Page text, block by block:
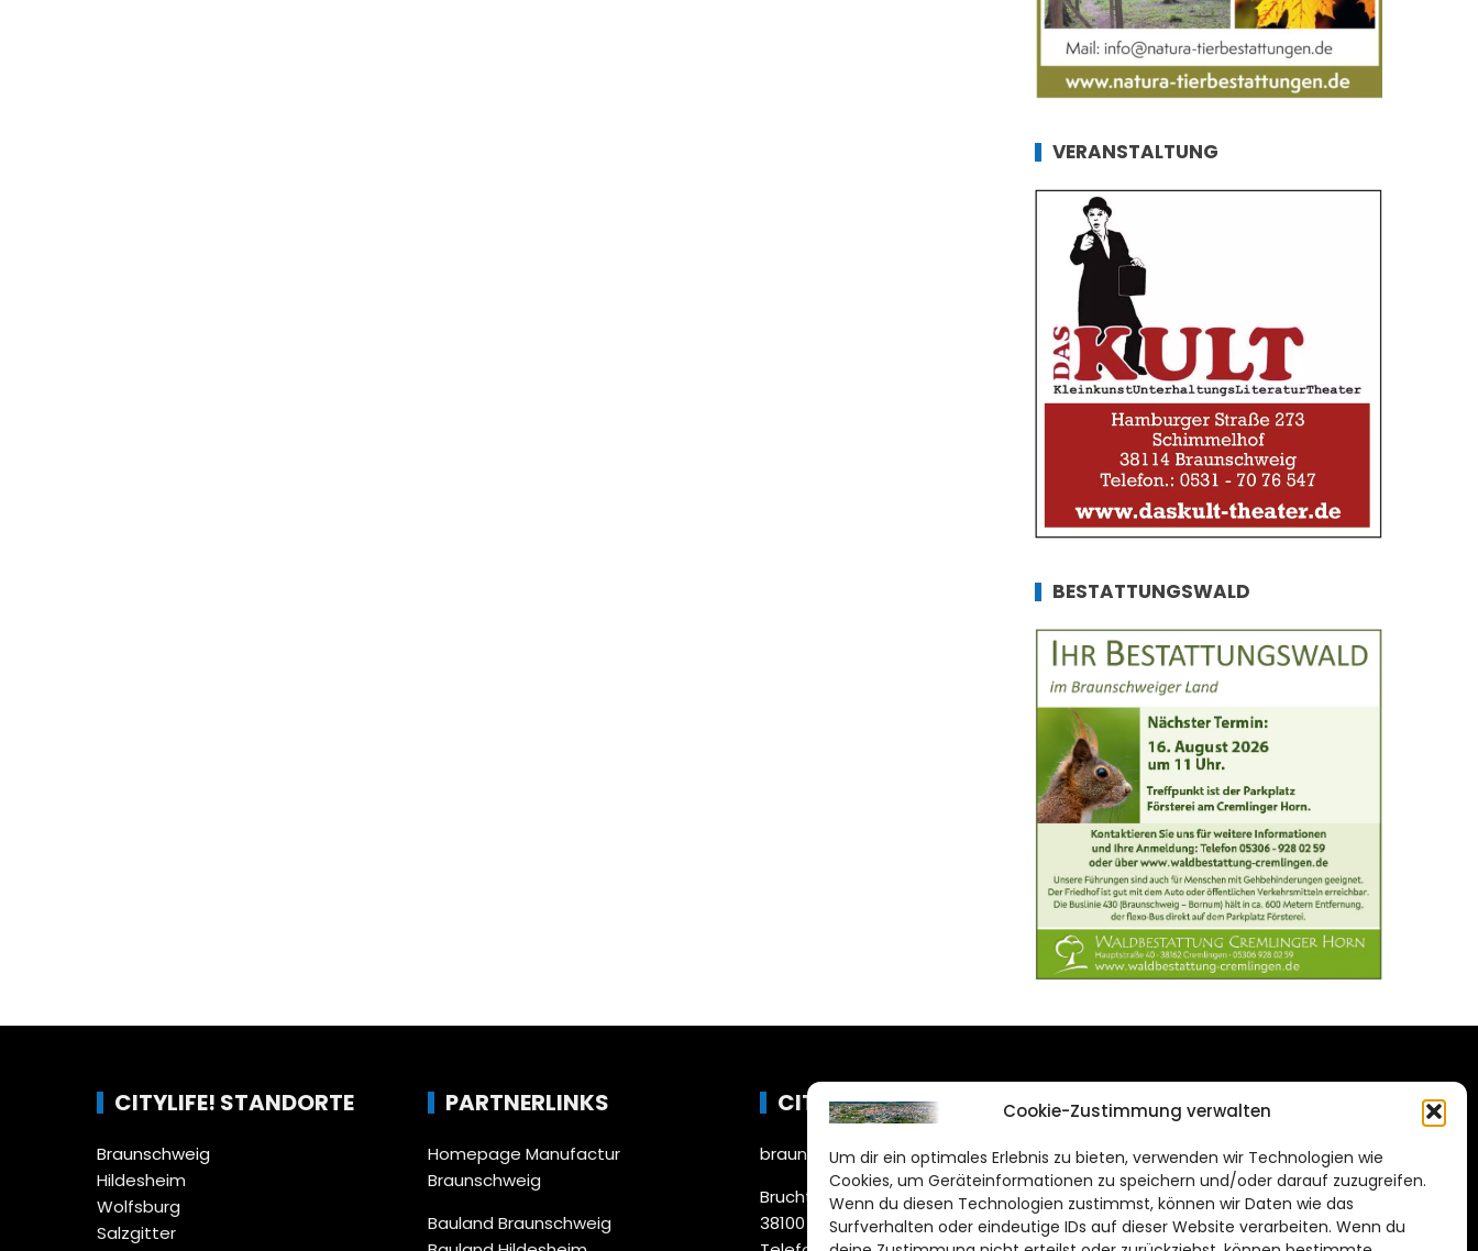
Cookie-Zustimmung verwalten
Um dir ein optimales Erlebnis zu bieten, verwenden wir Technologien wie
Cookies, um Geräteinformationen zu speichern und/oder darauf zuzugreifen.
Wenn du diesen Technologien zustimmst, können wir Daten wie das
Surfverhalten oder eindeutige IDs auf dieser Website verarbeiten. Wenn du
VERANSTALTUNG
BESTATTUNGSWALD
CITYLIFE! STANDORTE
Braunschweig
Hildesheim
Wolfsburg
Salzgitter
PARTNERLINKS
Homepage Manufactur
Braunschweig
Bauland Braunschweig
CITYLIFE!
braunschweig@citylifemedien.de
Bruchtorwall 12
38100 Braunschweig
DAS STADTMAGAZIN
FÜR BRAUNSCHWEIG
Impressum
Datenschutzerklärung
Cookie Richtlinie